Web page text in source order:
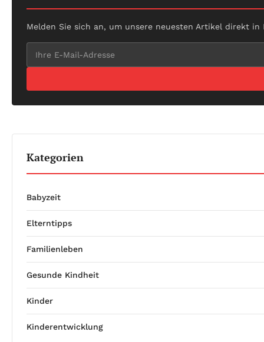
Melden Sie sich an, um unsere neuesten Artikel direkt
Kategorien
Babyzeit
Elterntipps
Familienleben
Gesunde Kindheit
Kinder
Kinderentwicklung